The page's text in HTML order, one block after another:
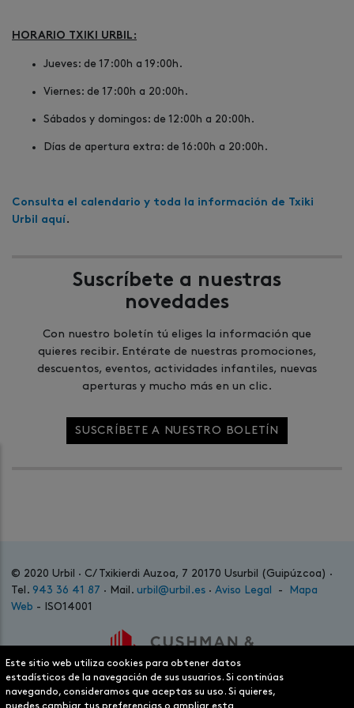
HORARIO TXIKI URBIL:
Jueves: de 17:00h a 19:00h.
Viernes: de 17:00h a 20:00h.
Sábados y domingos: de 12:00h a 20:00h.
Días de apertura extra: de 16:00h a 20:00h.
Consulta el calendario y toda la información de Txiki
Urbil aquí .
Suscríbete a nuestras
novedades
Con nuestro boletín tú eliges la información que
quieres recibir. Entérate de nuestras promociones,
descuentos, eventos, actividades infantiles, nuevas
aperturas y mucho más en un clic.
SUSCRÍBETE A NUESTRO BOLETÍN
© 2020 Urbil · C/ Txikierdi Auzoa, 7 20170 Usurbil (Guipúzcoa) ·
Tel. 943 36 41 87 · Mail. urbil@urbil.es · Aviso Legal -
Mapa
Web - ISO14001
Este sitio web utiliza cookies para obtener datos
estadísticos de la navegación de sus usuarios. Si continúas
navegando, consideramos que aceptas su uso. Si quieres,
puedes cambiar tus preferencias o ampliar esta